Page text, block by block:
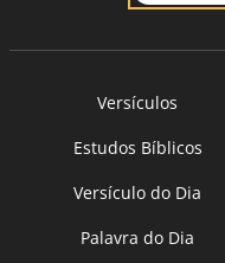
Versículos
Estudos Bíblicos
Versículo do Dia
Palavra do Dia